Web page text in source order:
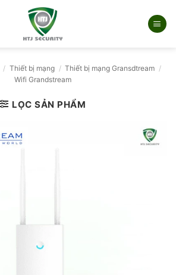
/ Thiết bị mạng / Thiết bị mạng Gransdtream /
Wifi Grandstream
LỌC SẢN PHẨM